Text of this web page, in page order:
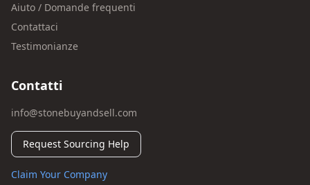
Aiuto / Domande frequenti
Contattaci
Testimonianze
Contatti
info@stonebuyandsell.com
Request Sourcing Help
Claim Your Company